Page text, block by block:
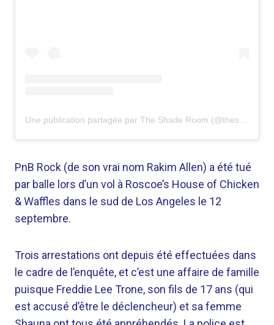
PnB Rock (de son vrai nom Rakim Allen) a été tué
par balle lors d’un vol à Roscoe’s House of Chicken
& Waffles dans le sud de Los Angeles le 12
septembre.
Trois arrestations ont depuis été effectuées dans
le cadre de l’enquête, et c’est une affaire de famille
puisque Freddie Lee Trone, son fils de 17 ans (qui
est accusé d’être le déclencheur) et sa femme